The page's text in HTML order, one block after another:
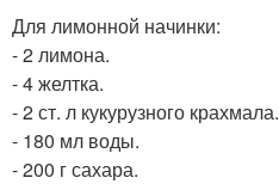
Для лимонной начинки:
- 2 лимона.
- 4 желтка.
- 2 ст. л кукурузного крахмала.
- 180 мл воды.
- 200 г сахара.